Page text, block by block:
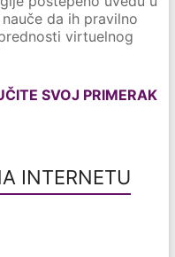
da ih pravilno
virtuelnog
SVOJ PRIMERAK
INTERNETU